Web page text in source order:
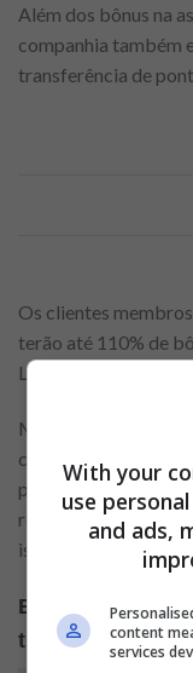
Além dos bônus na
companhia também
transferência de
Os clientes
terão até 110% de
Livelo. Para os
Mas lembre-se,
cadastrar na
pontos ao transferir
realizar a
isso, os pontos
E ainda tem
transferência:
With your
use
and ads,
content
services